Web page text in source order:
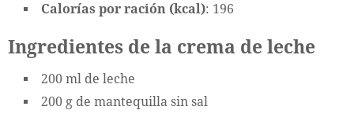
Calorías por ración (kcal): 196
Ingredientes de la crema de leche
200 ml de leche
200 g de mantequilla sin sal